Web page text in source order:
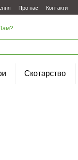
Про нас Контакти
Скотарство